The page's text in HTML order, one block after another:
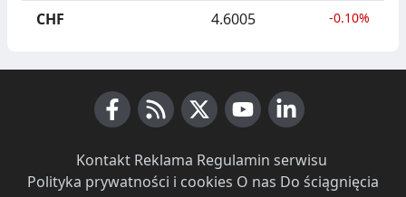
CHF 4.6005 -0.10%
Kontakt· Reklama Regulamin serwisu
Polityka prywatności i cookies O nas Do ściągnięcia